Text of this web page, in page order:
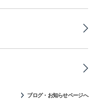
ブログ・お知らせページへ